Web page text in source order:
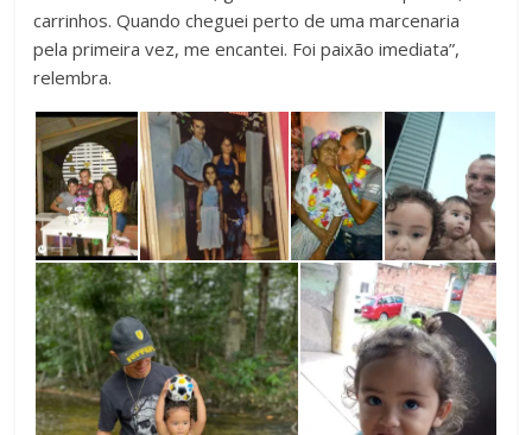
carrinhos. Quando cheguei perto de uma marcenaria
pela primeira vez, me encantei. Foi paixão imediata”,
relembra.